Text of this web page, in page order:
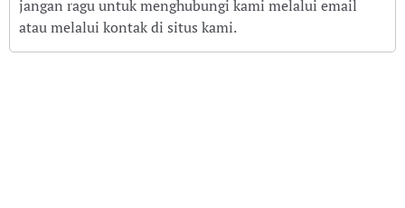
jangan ragu untuk menghubungi kami melalui email
atau melalui kontak di situs kami.